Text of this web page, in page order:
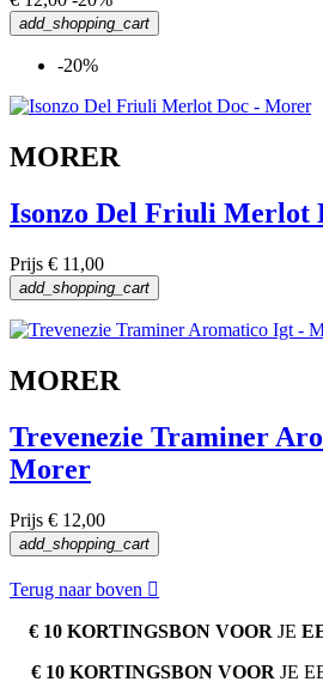
add_shopping_cart
-20%
MORER
Isonzo Del Friuli Merlot
Prijs € 11,00
add_shopping_cart
MORER
Trevenezie Traminer
Morer
Prijs € 12,00
add_shopping_cart
Terug naar boven 
€ 10 KORTINGSBON VOOR JE
€ 10 KORTINGSBON VOOR JE